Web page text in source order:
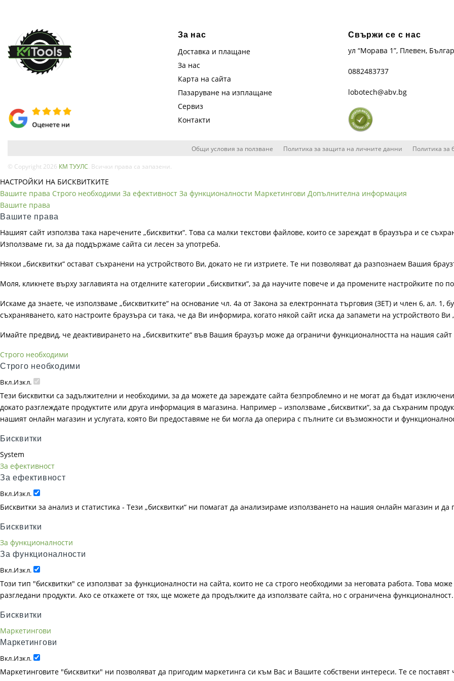
За нас
Доставка и плащане
За нас
Карта на сайта
Пазаруване на изплащане
Сервиз
Контакти
Свържи се с нас
ул “Морава 1”, Плевен,
0882483737
lobotech@abv.bg
Общи условия за ползване Политика за защита на личните данни Политика за
© Copyright 2026 КМ ТУУЛС . Всички права са запазени.
НАСТРОЙКИ НА БИСКВИТКИТЕ
Вашите права Строго необходими За ефективност За функционалности Маркетингови Допълнителна информация
Вашите права
Вашите права
Нашият сайт използва така наречените „бисквитки“. Това са малки текстови файлове, които се зареждат в браузъра и се
Използваме ги, за да поддържаме сайта си лесен за употреба.
Някои „бисквитки“ остават съхранени на устройството Ви, докато не ги изтриете. Те ни позволяват да разпознаем Вашия
Моля, кликнете върху заглавията на отделните категории „бисквитки“, за да научите повече и да промените настройките по
Искаме да знаете, че използваме „бисквитките“ на основание чл. 4а от Закона за електронната търговия (ЗЕТ) и член 6, ал. 1,
съхраняването, като настроите браузъра си така, че да Ви информира, когато някой сайт иска да запамети на устройството
Имайте предвид, че деактивирането на „бисквитките“ във Вашия браузър може да ограничи функционалността на нашия сайт
Строго необходими
Строго необходими
Вкл.Изкл.
Тези бисквитки са задължителни и необходими, за да можете да зареждате сайта безпроблемно и не могат да бъдат
докато разглеждате продуктите или друга информация в магазина. Например – използваме „бисквитки“, за да съхраним
нашият онлайн магазин и услугата, която Ви предоставяме не би могла да оперира с пълните си възможности и
Бисквитки
System
За ефективност
За ефективност
Вкл.Изкл.
Бисквитки за анализ и статистика - Тези „бисквитки“ ни помагат да анализираме използването на нашия онлайн магазин и
Бисквитки
За функционалности
За функционалности
Вкл.Изкл.
Този тип "бисквитки" се използват за функционалности на сайта, които не са строго необходими за неговата работа. Това
разгледани продукти. Ако се откажете от тях, ще можете да продължите да използвате сайта, но с ограничена функционалност.
Бисквитки
Маркетингови
Маркетингови
Вкл.Изкл.
Маркетинговите "бисквитки" ни позволяват да пригодим маркетинга си към Вас и Вашите собствени интереси. Те се